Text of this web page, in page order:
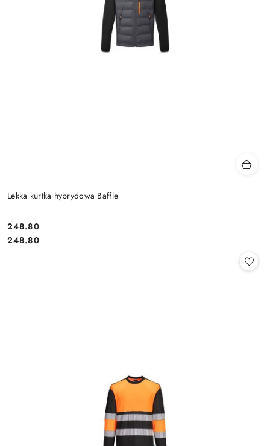
Lekka kurtka hybrydowa Baffle
Cena:
248.80
Cena:
248.80